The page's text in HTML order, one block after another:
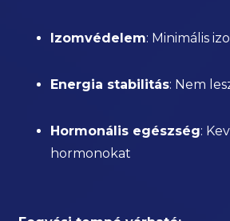
Izomvédelem: Minimális
Energia stabilitás: Nem
Hormonális egészség:
hormonokat